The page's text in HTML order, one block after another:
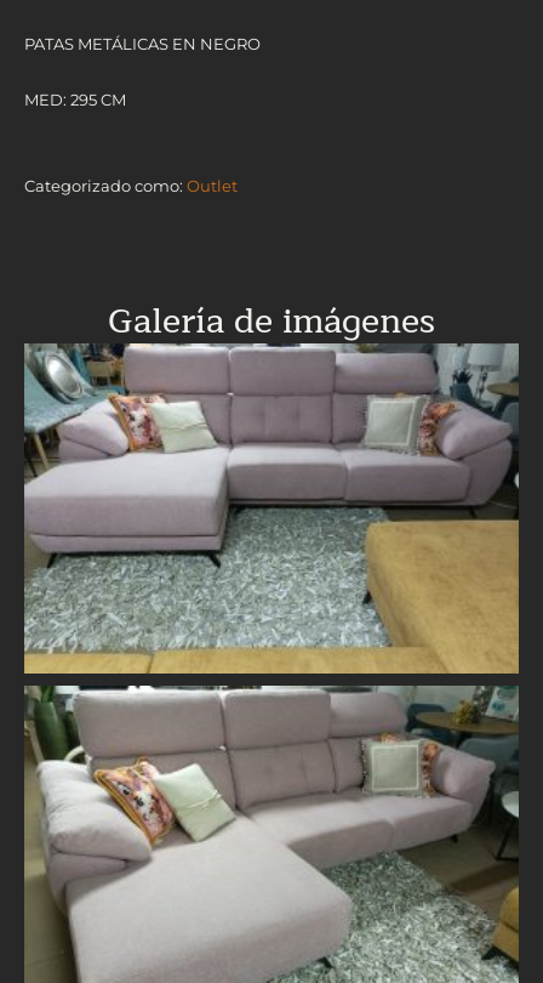
PATAS METÁLICAS EN NEGRO
MED: 295 CM
Categorizado como: Outlet
Galería de imágenes